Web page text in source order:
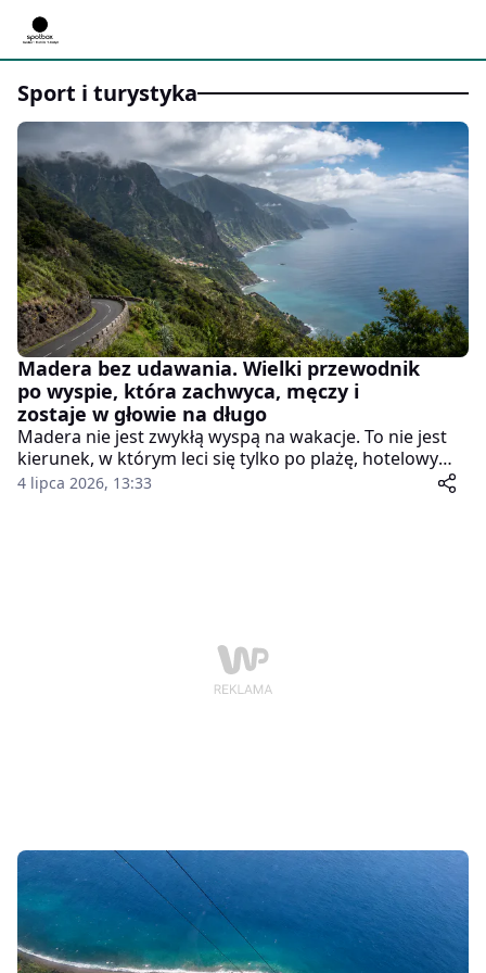
Sport i turystyka
Madera bez udawania. Wielki przewodnik
po wyspie, która zachwyca, męczy i
zostaje w głowie na długo
Madera nie jest zwykłą wyspą na wakacje. To nie jest
kierunek, w którym leci się tylko po plażę, hotelowy
basen i drinka z palemką. Madera potrafi dać coś
4 lipca 2026, 13:33